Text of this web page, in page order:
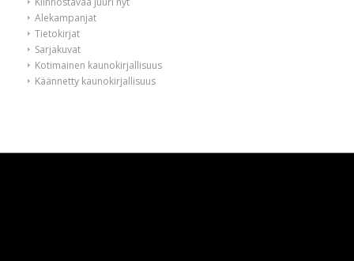
Alekampanjat
Tietokirjat
Sarjakuvat
Kotimainen kaunokirjallisuus
Käännetty kaunokirjallisuus